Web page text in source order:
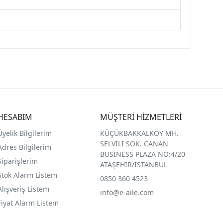
Bilgilerim
Bilgilerim
Alarm Listem
Listem
Alarm Listem
MÜŞTERİ HİZMETLERİ
KÜÇÜKBAKKALKÖY MH.
SELVİLİ SOK. CANAN
BUSINESS PLAZA NO:4/20
ATAŞEHİR/İSTANBUL
0850 360 4523
info@e-aile.com